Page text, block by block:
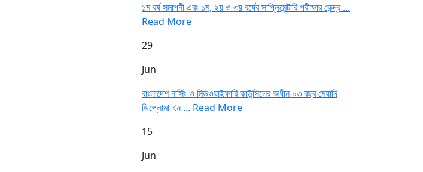
১ম বর্ষ সমাপনী এবং ১ম, ২য় ও ৩য় বর্ষের সাপ্লিমেন্টারি পরীক্ষার কেন্দ্র ...
Read More
29
Jun
বাংলাদেশ নার্সিং ও মিডওয়াইফারি কাউন্সিলের অধীন ০৩ বছর মেয়াদি
ডিপ্লোমা ইন ... Read More
15
Jun